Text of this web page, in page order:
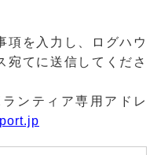
項を入力し、ログハウ
宛てに送信してくださ
ンティア専用アドレ